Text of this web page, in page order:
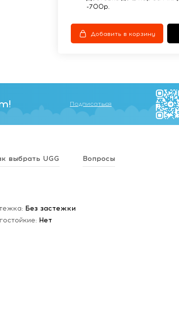
-700р.
Добавить в корзину
Подписаться
выбрать UGG Вопросы
Без застежки
Нет